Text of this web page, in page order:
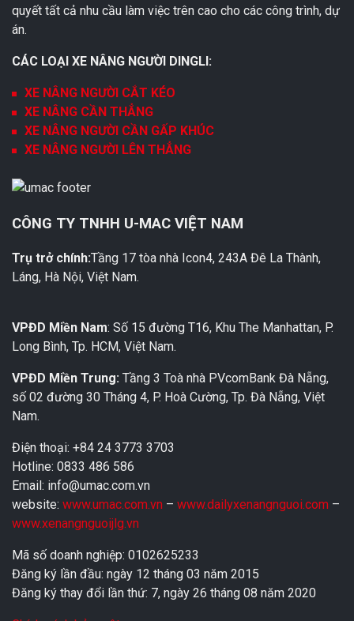
quyết tất cả nhu cầu làm việc trên cao cho các công trình, dự
án.
CÁC LOẠI XE NÂNG NGƯỜI DINGLI:
XE NÂNG NGƯỜI CẮT KÉO
XE NÂNG CẦN THẲNG
XE NÂNG NGƯỜI CẦN GẤP KHÚC
XE NÂNG NGƯỜI LÊN THẲNG
CÔNG TY TNHH U-MAC VIỆT NAM
Trụ trở chính:Tầng 17 tòa nhà Icon4, 243A Đê La Thành,
Láng, Hà Nội, Việt Nam.
VPĐD Miền Nam: Số 15 đường T16, Khu The Manhattan, P.
Long Bình, Tp. HCM, Việt Nam.
VPĐD Miền Trung: Tầng 3 Toà nhà PVcomBank Đà Nẵng,
số 02 đường 30 Tháng 4, P. Hoà Cường, Tp. Đà Nẵng, Việt
Nam.
Điện thoại: +84 24 3773 3703
Hotline: 0833 486 586
Email: info@umac.com.vn
website: www.umac.com.vn – www.dailyxenangnguoi.com –
www.xenangnguoijlg.vn
Mã số doanh nghiệp: 0102625233
Đăng ký lần đầu: ngày 12 tháng 03 năm 2015
Đăng ký thay đổi lần thứ: 7, ngày 26 tháng 08 năm 2020